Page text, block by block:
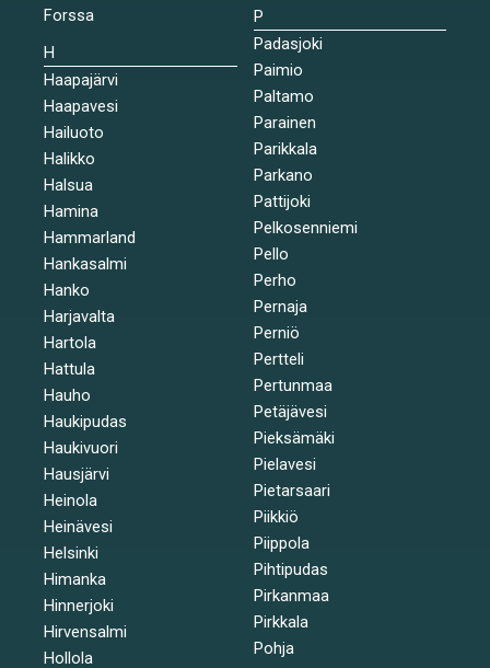
Forssa
H
Haapajärvi
Haapavesi
Hailuoto
Halikko
Halsua
Hamina
Hammarland
Hankasalmi
Hanko
Harjavalta
Hartola
Hattula
Hauho
Haukipudas
Haukivuori
Hausjärvi
Heinola
Heinävesi
Helsinki
Himanka
Hinnerjoki
Hirvensalmi
Hollola
P
Padasjoki
Paimio
Paltamo
Parainen
Parikkala
Parkano
Pattijoki
Pelkosenniemi
Pello
Perho
Pernaja
Perniö
Pertteli
Pertunmaa
Petäjävesi
Pieksämäki
Pielavesi
Pietarsaari
Piikkiö
Piippola
Pihtipudas
Pirkanmaa
Pirkkala
Pohja